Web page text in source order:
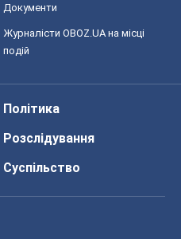
Документи
Журналісти OBOZ.UA на місці
подій
Політика
Розслідування
Суспільство